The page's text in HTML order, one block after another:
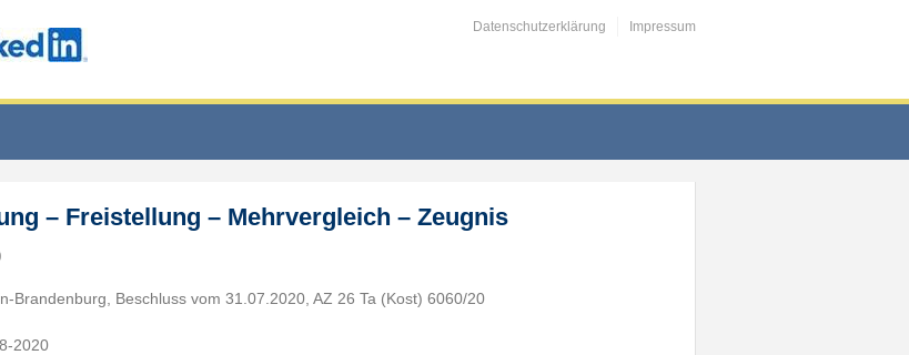
Datenschutzerklärung Impressum
– Freistellung – Mehrvergleich – Zeugnis
Brandenburg, Beschluss vom 31.07.2020, AZ 26 Ta (Kost) 6060/20
2020